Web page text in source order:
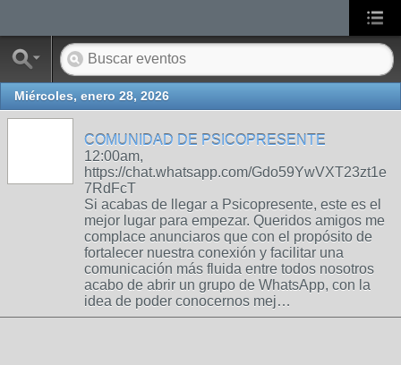
Miércoles, enero 28, 2026
COMUNIDAD DE PSICOPRESENTE
12:00am,
https://chat.whatsapp.com/Gdo59YwVXT23zt1e
7RdFcT
Si acabas de llegar a Psicopresente, este es el
mejor lugar para empezar. Queridos amigos me
complace anunciaros que con el propósito de
fortalecer nuestra conexión y facilitar una
comunicación más fluida entre todos nosotros
acabo de abrir un grupo de WhatsApp, con la
idea de poder conocernos mej…